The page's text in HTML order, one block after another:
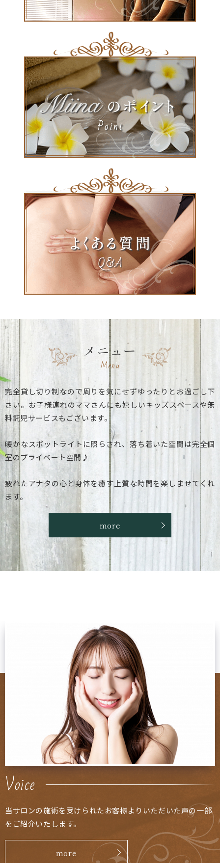
メニュー
Menu
完全貸し切り制なので周りを気にせずゆったりとお過ごし下
さい。 お子様連れのママさんにも嬉しいキッズスペースや無
料託児サービスもございます。
暖かなスポットライトに照らされ、落ち着いた空間は完全個
室のプライベート空間♪
疲れたアナタの心と身体を癒す上質な時間を楽しませてくれ
ます。
more
Voice
当サロンの施術を受けられたお客様よりいただいた声の一部
をご紹介いたします。
more